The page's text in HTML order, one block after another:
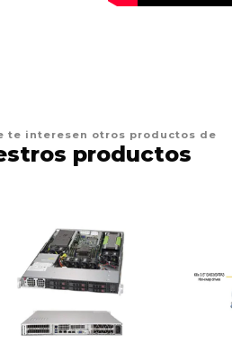
te interesen otros productos de
productos